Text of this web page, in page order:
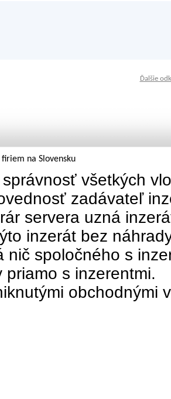
Ďalšie
na Slovensku
všetkých
zadávateľ
servera uzná
inzerát bez
nič spoločného s
priamo s inzerentmi.
obchodnými